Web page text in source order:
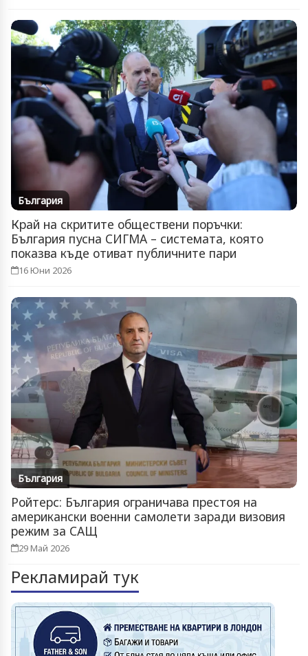
България
Край на скритите обществени поръчки:
България пусна СИГМА – системата, която
показва къде отиват публичните пари
16 Юни 2026
България
Ройтерс: България ограничава престоя на
американски военни самолети заради визовия
режим за САЩ
29 Май 2026
Рекламирай тук